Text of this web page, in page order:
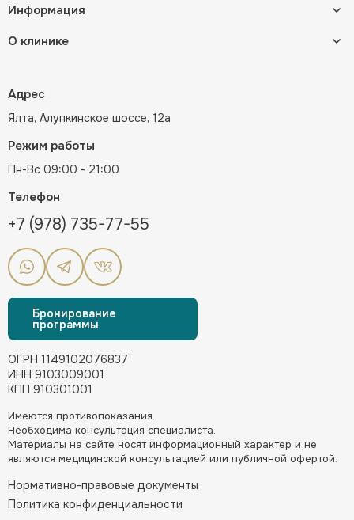
ОГРН 1149102076837
ИНН 9103009001
КПП 910301001
Имеются противопоказания.
Необходима консультация специалиста.
Материалы на сайте носят информационный характер и не
являются медицинской консультацией или публичной офертой.
Нормативно-правовые документы
Политика конфиденциальности
Информация
О клинике
Адрес
Ялта, Алупкинское шоссе, 12а
Телефон
+7 (978) 735-77-55
Режим работы
Пн-Вс 09:00 - 21:00
Бронирование
программы